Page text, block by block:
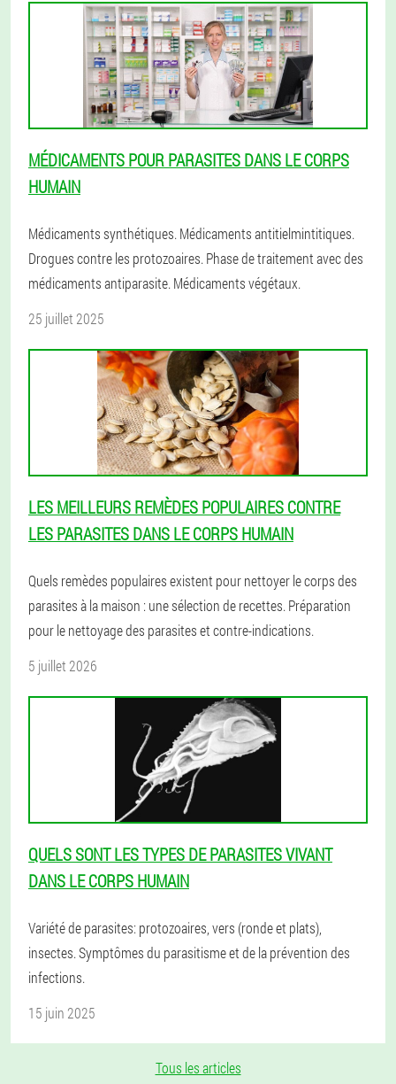
MÉDICAMENTS POUR PARASITES DANS LE CORPS
HUMAIN
Médicaments synthétiques. Médicaments antitielmintitiques.
Drogues contre les protozoaires. Phase de traitement avec des
médicaments antiparasite. Médicaments végétaux.
25 juillet 2025
LES MEILLEURS REMÈDES POPULAIRES CONTRE
LES PARASITES DANS LE CORPS HUMAIN
Quels remèdes populaires existent pour nettoyer le corps des
parasites à la maison : une sélection de recettes. Préparation
pour le nettoyage des parasites et contre-indications.
5 juillet 2026
QUELS SONT LES TYPES DE PARASITES VIVANT
DANS LE CORPS HUMAIN
Variété de parasites: protozoaires, vers (ronde et plats),
insectes. Symptômes du parasitisme et de la prévention des
infections.
15 juin 2025
Tous les articles